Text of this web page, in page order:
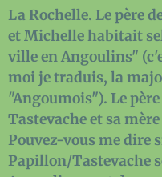
La Rochelle. Le père
et Michelle habitait
ville en Angoulins"
moi je traduis, la
"Angoumois"). Le
Tastevache et sa
Pouvez-vous me dire
Papillon/Tastevache